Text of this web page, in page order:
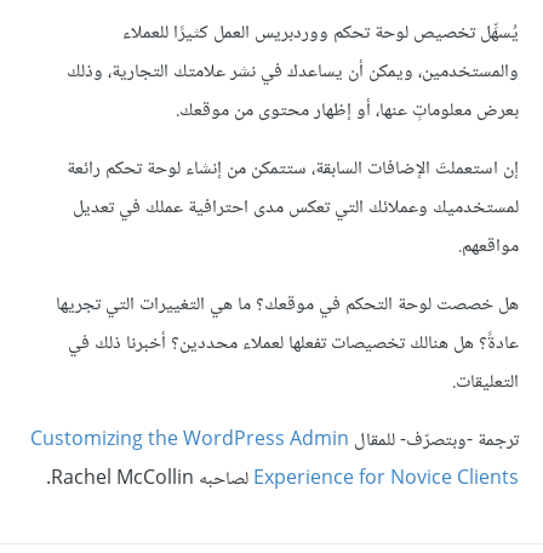
يُسهِّل تخصيص لوحة تحكم ووردبريس العمل كثيرًا للعملاء
والمستخدمين، ويمكن أن يساعدك في نشر علامتك التجارية، وذلك
بعرض معلوماتٍ عنها، أو إظهار محتوى من موقعك.
إن استعملتَ الإضافات السابقة، ستتمكن من إنشاء لوحة تحكم رائعة
لمستخدميك وعملائك التي تعكس مدى احترافية عملك في تعديل
مواقعهم.
هل خصصت لوحة التحكم في موقعك؟ ما هي التغييرات التي تجريها
عادةً؟ هل هنالك تخصيصات تفعلها لعملاء محددين؟ أخبرنا ذلك في
التعليقات.
ترجمة -وبتصرّف- للمقال Customizing the WordPress Admin
Experience for Novice Clientsلصاحبه Rachel McCollin.